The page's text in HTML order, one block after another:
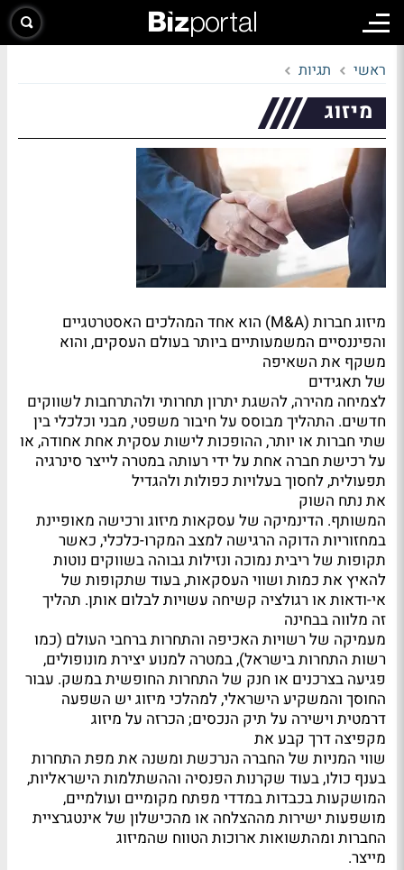
ראשי תגיות
מיזוג
מיזוג חברות (M&A) הוא אחד המהלכים האסטרטגיים
והפיננסיים המשמעותיים ביותר בעולם העסקים, והוא
משקף את השאיפה
של תאגידים
לצמיחה מהירה, להשגת יתרון תחרותי ולהתרחבות לשווקים
חדשים. התהליך מבוסס על חיבור משפטי, מבני וכלכלי בין
שתי חברות או יותר, ההופכות לישות עסקית אחת אחודה, או
על רכישת חברה אחת על ידי רעותה במטרה לייצר סינרגיה
תפעולית, לחסוך בעלויות כפולות ולהגדיל
את נתח השוק
המשותף. הדינמיקה של עסקאות מיזוג ורכישה מאופיינת
במחזוריות הדוקה הרגישה למצב המקרו-כלכלי, כאשר
תקופות של ריבית נמוכה ונזילות גבוהה בשווקים נוטות
להאיץ את כמות ושווי העסקאות, בעוד שתקופות של
אי-ודאות או רגולציה קשיחה עשויות לבלום אותן. תהליך
זה מלווה בבחינה
מעמיקה של רשויות האכיפה והתחרות ברחבי העולם (כמו
רשות התחרות בישראל), במטרה למנוע יצירת מונופולים,
פגיעה בצרכנים או חנק של התחרות החופשית במשק. עבור
החוסך והמשקיע הישראלי, למהלכי מיזוג יש השפעה
דרמטית וישירה על תיק הנכסים; הכרזה על מיזוג
מקפיצה דרך קבע את
שווי המניות של החברה הנרכשת ומשנה את מפת התחרות
בענף כולו, בעוד שקרנות הפנסיה וההשתלמות הישראליות,
המושקעות בכבדות במדדי מפתח מקומיים ועולמיים,
מושפעות ישירות מההצלחה או מהכישלון של אינטגרציית
החברות ומהתשואות ארוכות הטווח שהמיזוג
מייצר.